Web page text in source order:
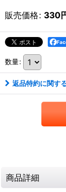
販売価格: 330
数量:
返品特約に関す
商品詳細